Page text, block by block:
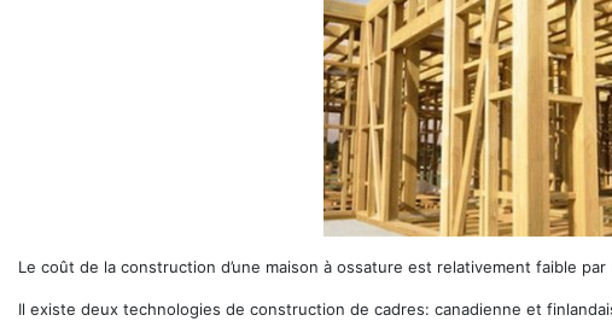
Le coût de la construction d’une maison à ossature est relativement faible par
Il existe deux technologies de construction de cadres: canadienne et